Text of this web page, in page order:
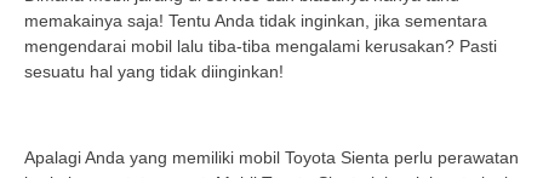
memakainya saja! Tentu Anda tidak inginkan, jika sementara
mengendarai mobil lalu tiba-tiba mengalami kerusakan? Pasti
sesuatu hal yang tidak diinginkan!
Apalagi Anda yang memiliki mobil Toyota Sienta perlu perawatan